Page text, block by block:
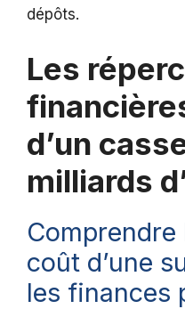
dépôts.
Les
d’un
milliards
Comprendre
coût d’une
les finances